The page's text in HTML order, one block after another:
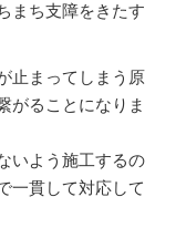
まち支障をきたす
止まってしまう原
がることになりま
いよう施工するの
一貫して対応して